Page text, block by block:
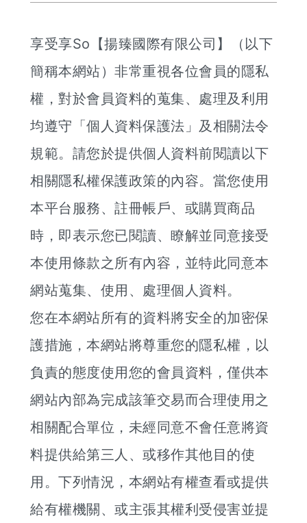
享受享So【揚臻國際有限公司】（以下
簡稱本網站）非常重視各位會員的隱私
權，對於會員資料的蒐集、處理及利用
均遵守「個人資料保護法」及相關法令
規範。請您於提供個人資料前閱讀以下
相關隱私權保護政策的內容。當您使用
本平台服務、註冊帳戶、或購買商品
時，即表示您已閱讀、瞭解並同意接受
本使用條款之所有內容，並特此同意本
網站蒐集、使用、處理個人資料。
您在本網站所有的資料將安全的加密保
護措施，本網站將尊重您的隱私權，以
負責的態度使用您的會員資料，僅供本
網站內部為完成該筆交易而合理使用之
相關配合單位，未經同意不會任意將資
料提供給第三人、或移作其他目的使
用。下列情況，本網站有權查看或提供
給有權機關、或主張其權利受侵害並提